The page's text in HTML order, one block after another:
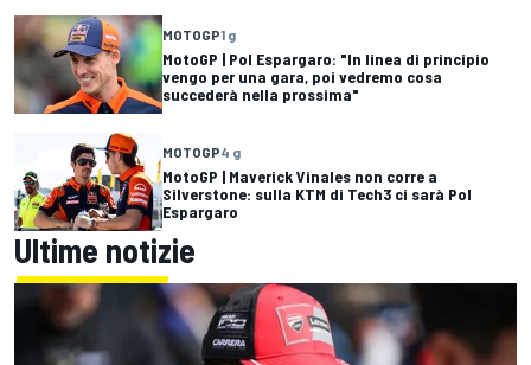
MOTOGP1 g
MotoGP | Pol Espargaro: "In linea di principio
vengo per una gara, poi vedremo cosa
succederà nella prossima"
MOTOGP4 g
MotoGP | Maverick Vinales non corre a
Silverstone: sulla KTM di Tech3 ci sarà Pol
Espargaro
Ultime notizie